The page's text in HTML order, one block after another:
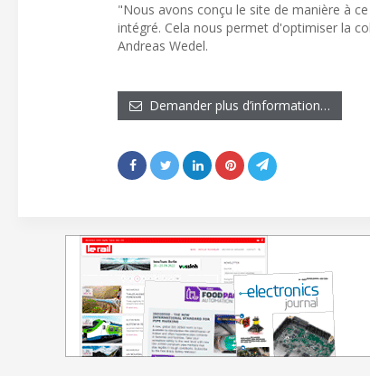
"Nous avons conçu le site de manière à
intégré. Cela nous permet d'optimiser la
Andreas Wedel.
Demander plus d’information…